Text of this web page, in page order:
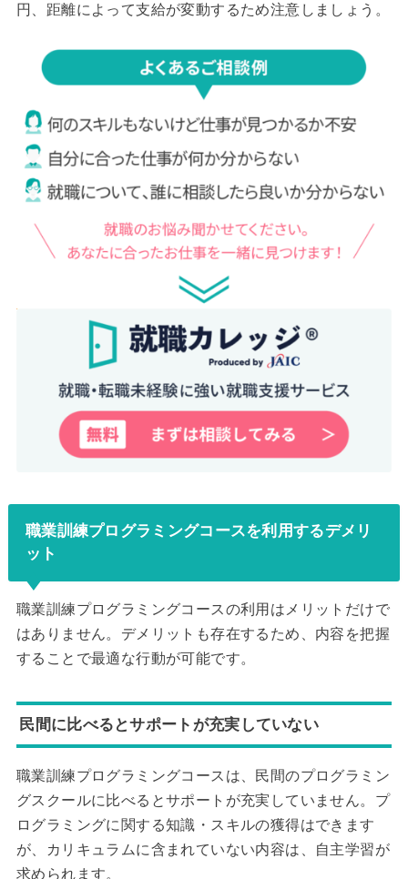
円、距離によって支給が変動するため注意しましょう。
職業訓練プログラミングコースを利用するデメリ
ット
職業訓練プログラミングコースの利用はメリットだけで
はありません。デメリットも存在するため、内容を把握
することで最適な行動が可能です。
民間に比べるとサポートが充実していない
職業訓練プログラミングコースは、民間のプログラミン
グスクールに比べるとサポートが充実していません。プ
ログラミングに関する知識・スキルの獲得はできます
が、カリキュラムに含まれていない内容は、自主学習が
求められます。